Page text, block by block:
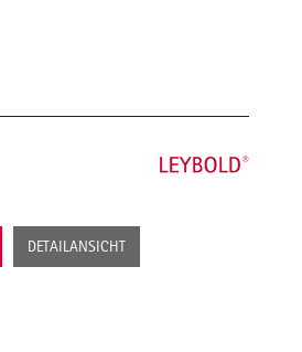
DETAILANSICHT